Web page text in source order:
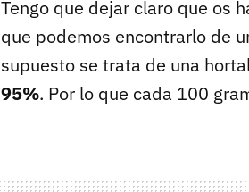
Tengo que dejar claro que os
que podemos encontrarlo de
supuesto se trata de una
95%. Por lo que cada 100